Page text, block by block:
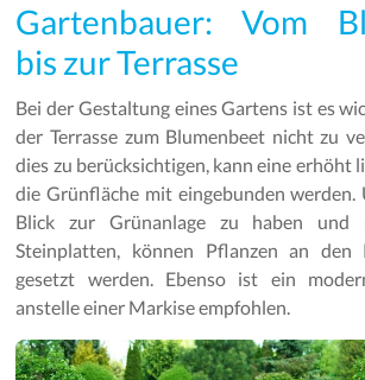
Träume
Gartengestaltung
Gartenbau
–
Gartenpflege
Gartenbauer: Vom
bis zur Terrasse
Bei der Gestaltung eines Gartens ist es
der Terrasse zum Blumenbeet nicht zu
dies zu berücksichtigen, kann eine erhöht
die Grünfläche mit eingebunden werden.
Blick zur Grünanlage zu haben und
Steinplatten, können Pflanzen an den
gesetzt werden. Ebenso ist ein
anstelle einer Markise empfohlen.